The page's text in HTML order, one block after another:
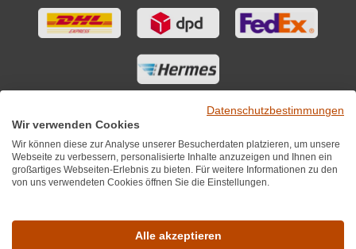
Datenschutzbestimmungen
Wir verwenden Cookies
Wir können diese zur Analyse unserer Besucherdaten platzieren, um unsere
Webseite zu verbessern, personalisierte Inhalte anzuzeigen und Ihnen ein
großartiges Webseiten-Erlebnis zu bieten. Für weitere Informationen zu den
von uns verwendeten Cookies öffnen Sie die Einstellungen.
Alle akzeptieren